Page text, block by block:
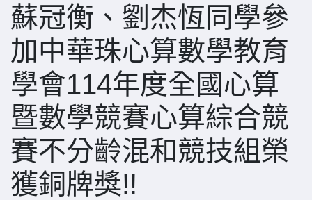
蘇冠衡、劉杰恆同學參
加中華珠心算數學教育
學會114年度全國心算
暨數學競賽心算綜合競
賽不分齡混和競技組榮
獲銅牌獎!!